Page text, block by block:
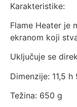
Karakteristike:
Flame Heater je
ekranom koji
Uključuje se
Dimenzije: 11,5 h
Težina: 650 g